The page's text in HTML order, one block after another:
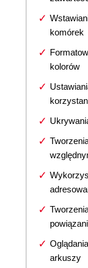
komórek
kolorów
arkuszy